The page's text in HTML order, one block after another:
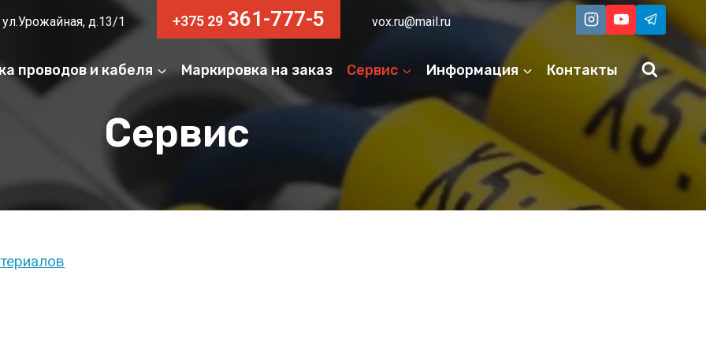
д.13/1 +375 29 361-777-5 vox.ru@mail.ru
проводов и кабеля Маркировка на заказ Сервис Информация Контакты
Сервис